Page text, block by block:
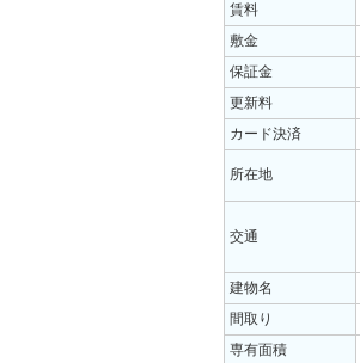
賃料
敷金
保証金
更新料
カード決済
所在地
交通
建物名
間取り
専有面積